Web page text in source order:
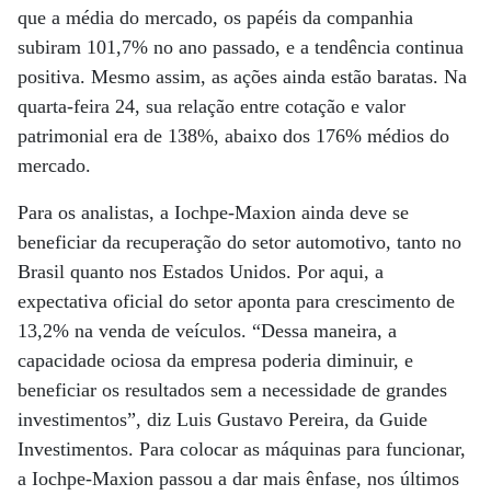
que a média do mercado, os papéis da companhia
subiram 101,7% no ano passado, e a tendência continua
positiva. Mesmo assim, as ações ainda estão baratas. Na
quarta-feira 24, sua relação entre cotação e valor
patrimonial era de 138%, abaixo dos 176% médios do
mercado.
Para os analistas, a Iochpe-Maxion ainda deve se
beneficiar da recuperação do setor automotivo, tanto no
Brasil quanto nos Estados Unidos. Por aqui, a
expectativa oficial do setor aponta para crescimento de
13,2% na venda de veículos. “Dessa maneira, a
capacidade ociosa da empresa poderia diminuir, e
beneficiar os resultados sem a necessidade de grandes
investimentos”, diz Luis Gustavo Pereira, da Guide
Investimentos. Para colocar as máquinas para funcionar,
a Iochpe-Maxion passou a dar mais ênfase, nos últimos